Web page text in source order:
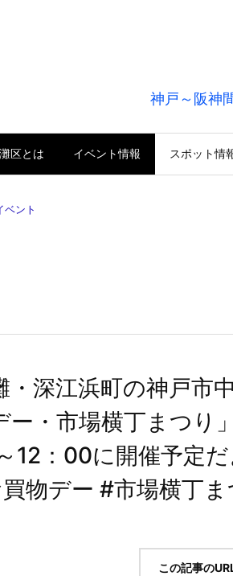
神戸～阪神
区とは イベント情報 スポット情
ベント
・深江浜町の神戸市
ー・市場横丁まつり
12：00に開催予定
物デー #市場横丁
この記事の